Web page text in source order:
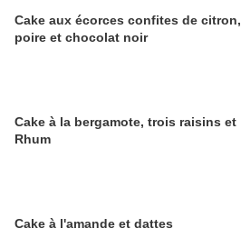
Cake aux écorces confites de citron,
poire et chocolat noir
Cake à la bergamote, trois raisins et
Rhum
Cake à l'amande et dattes